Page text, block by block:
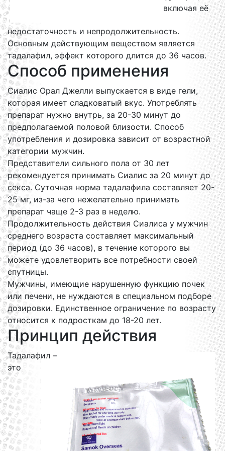
включая её
недостаточность и непродолжительность.
Основным действующим веществом является
тадалафил, эффект которого длится до 36 часов.
Способ применения
Сиалис Орал Джелли выпускается в виде гели,
которая имеет сладковатый вкус. Употреблять
препарат нужно внутрь, за 20-30 минут до
предполагаемой половой близости. Способ
употребления и дозировка зависит от возрастной
категории мужчин.
Представители сильного пола от 30 лет
рекомендуется принимать Сиалис за 20 минут до
секса. Суточная норма тадалафила составляет 20-
25 мг, из-за чего нежелательно принимать
препарат чаще 2-3 раз в неделю.
Продолжительность действия Сиалиса у мужчин
среднего возраста составляет максимальный
период (до 36 часов), в течение которого вы
можете удовлетворить все потребности своей
спутницы.
Мужчины, имеющие нарушенную функцию почек
или печени, не нуждаются в специальном подборе
дозировки. Единственное ограничение по возрасту
относится к подросткам до 18-20 лет.
Принцип действия
Тадалафил –
это